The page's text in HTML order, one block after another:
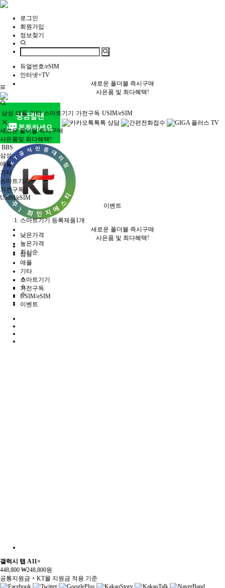
로그인
회원가입
정보찾기
듀얼번호/eSIM
인터넷+TV
새로운 폴더블 즉시구매
사은품 및 최다혜택!
새로운 폴더블 즉시구매
사은품 및 최다혜택!
삼성
애플
기타
스마트기기
가전구독
USIM/eSIM
이벤트
삼성 애플 기타 스마트기기 가전구독 USIM/eSIM
새로운 폴더블 즉시구매
사은품및 최다혜택!
BBS
삼성
애플
기타
스마트기기
가전구독
USIM/eSIM
이벤트
스마트기기 등록제품1개
낮은가격
높은가격
최신순
0
0
0
갤럭시 탭 A11+
448,800 ₩248,800원
공통지원금 + KT몰 지원금 적용 기준